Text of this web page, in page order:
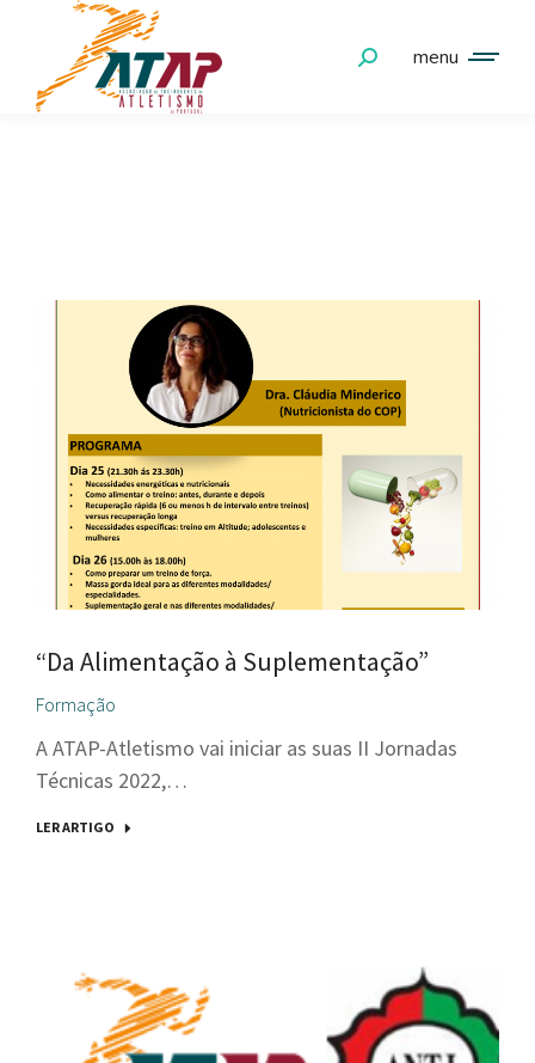
menu
“Da Alimentação à Suplementação”
Formação
A ATAP-Atletismo vai iniciar as suas II Jornadas
Técnicas 2022,…
LER ARTIGO